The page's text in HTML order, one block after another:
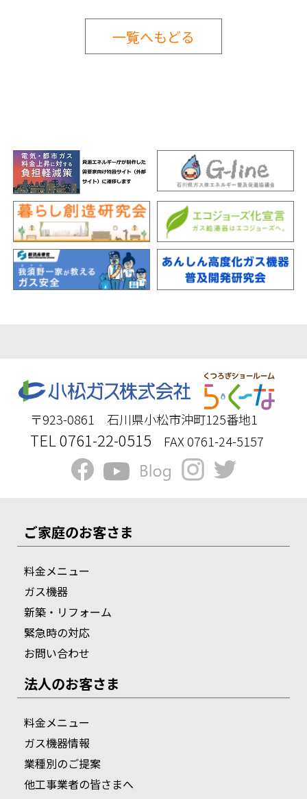
一覧へもどる
〒923-0861 石川県小松市沖町125番地1
TEL 0761-22-0515 FAX 0761-24-5157
ご家庭のお客さま
料金メニュー
ガス機器
新築・リフォーム
緊急時の対応
お問い合わせ
法人のお客さま
料金メニュー
ガス機器情報
業種別のご提案
他工事業者の皆さまへ